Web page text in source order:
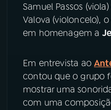
Instagram
Samuel Passos
Valova (violoncelo),
em homenagem a
Em entrevista ao
contou que o grupo
mostrar uma
com uma